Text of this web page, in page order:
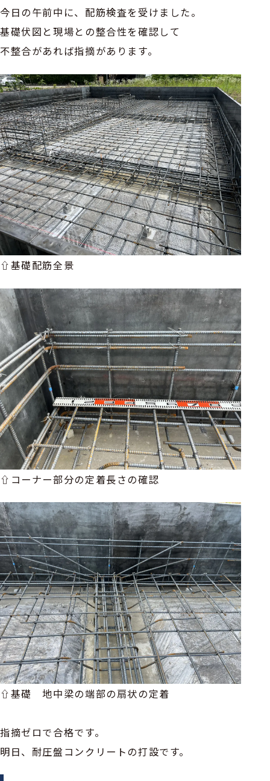
今日の午前中に、配筋検査を受けました。
基礎伏図と現場との整合性を確認して
不整合があれば指摘があります。
⇧基礎配筋全景
⇧コーナー部分の定着長さの確認
⇧基礎 地中梁の端部の扇状の定着
指摘ゼロで合格です。
明日、耐圧盤コンクリートの打設です。